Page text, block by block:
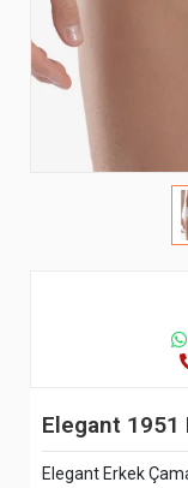
Elegant 1951
Elegant Erkek